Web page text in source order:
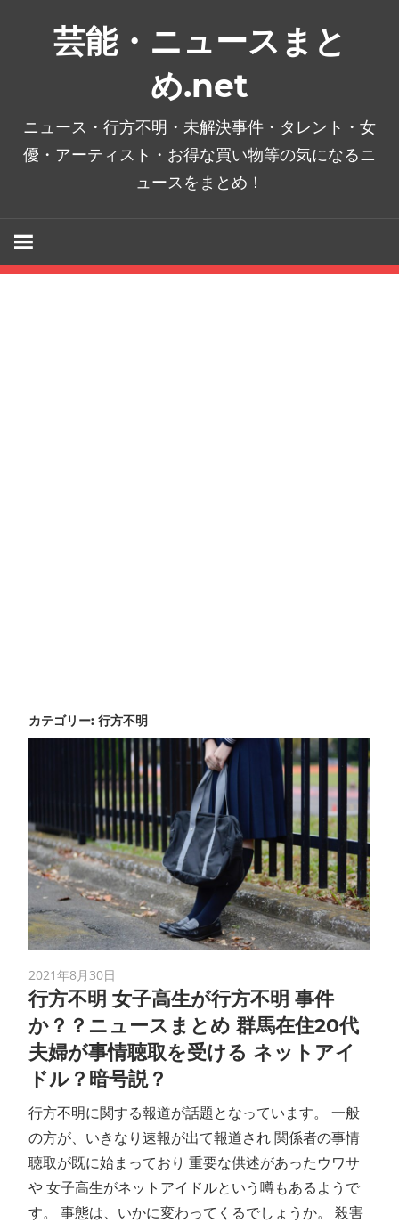
芸能・ニュースまと
め.net
ニュース・行方不明・未解決事件・タレント・女
優・アーティスト・お得な買い物等の気になるニ
ュースをまとめ！
カテゴリー: 行方不明
2021年8月30日
行方不明 女子高生が行方不明 事件
か？？ニュースまとめ 群馬在住20代
夫婦が事情聴取を受ける ネットアイ
ドル？暗号説？
行方不明に関する報道が話題となっています。 一般
の方が、いきなり速報が出て報道され 関係者の事情
聴取が既に始まっており 重要な供述があったウワサ
や 女子高生がネットアイドルという噂もあるようで
す。 事態は、いかに変わってくるでしょうか。 殺害